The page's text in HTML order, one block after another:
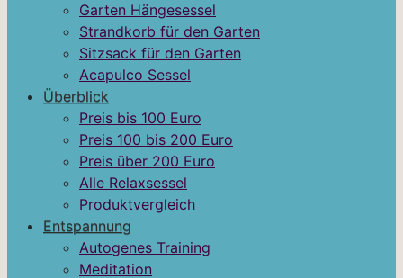
Garten Hängesessel
Strandkorb für den Garten
Sitzsack für den Garten
Acapulco Sessel
Überblick
Preis bis 100 Euro
Preis 100 bis 200 Euro
Preis über 200 Euro
Alle Relaxsessel
Produktvergleich
Entspannung
Autogenes Training
Meditation